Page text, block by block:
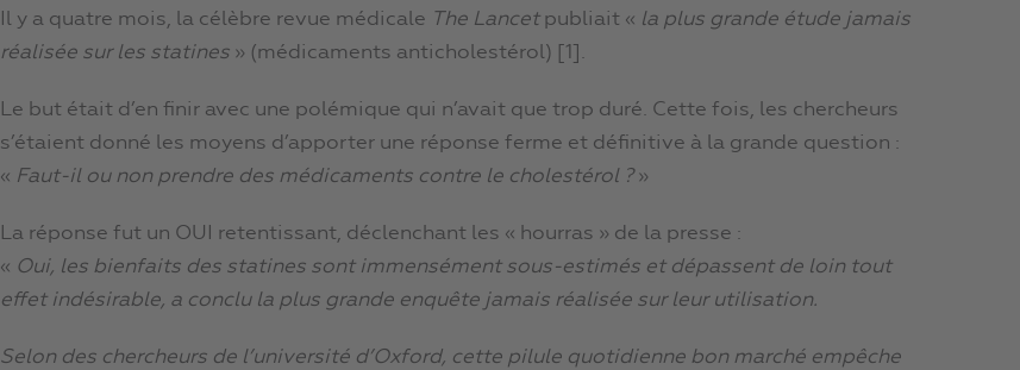
Il y a quatre mois, la célèbre revue médicale The Lancetpubliait « la plus grande étude jamais
réalisée sur les statines » (médicaments anticholestérol) [1].
Le but était d’en finir avec une polémique qui n’avait que trop duré. Cette fois, les chercheurs
s’étaient donné les moyens d’apporter une réponse ferme et définitive à la grande question :
« Faut-il ou non prendre des médicaments contre le cholestérol ?»
La réponse fut un OUI retentissant, déclenchant les « hourras » de la presse :
« Oui, les bienfaits des statines sont immensément sous-estimés et dépassent de loin tout
effet indésirable, a conclu la plus grande enquête jamais réalisée sur leur utilisation.
Selon des chercheurs de l’université d’Oxford, cette pilule quotidienne bon marché empêche